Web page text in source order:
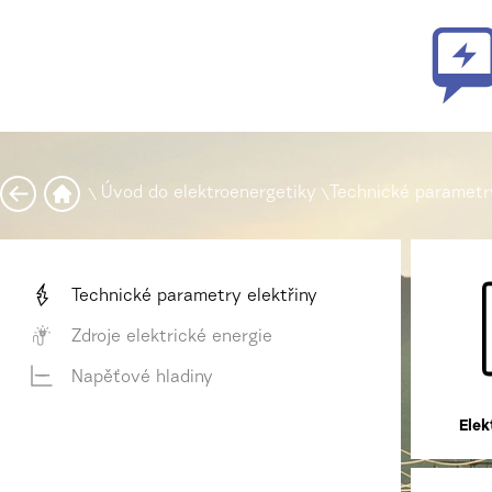
\ Úvod do elektroenergetiky \ Technické
Technické parametry elektřiny
Zdroje elektrické energie
Napěťové hladiny